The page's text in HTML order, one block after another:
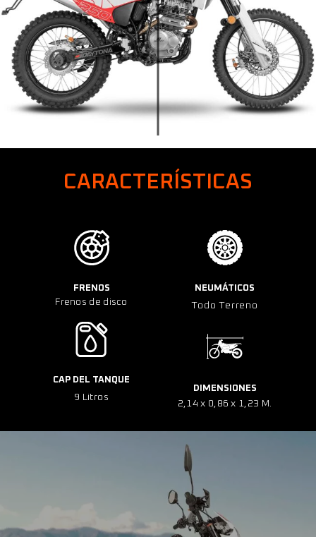
CARACTERÍSTICAS
FRENOS
Frenos de disco
CAP DEL TANQUE
9 Litros
NEUMÁTICOS
Todo Terreno
DIMENSIONES
2,14 x 0,86 x 1,23 M.